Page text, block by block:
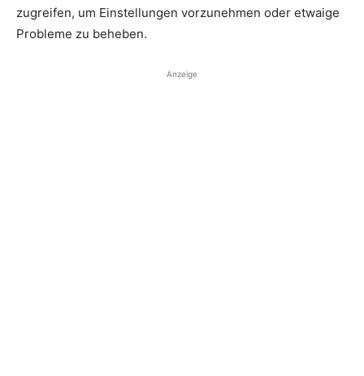
zugreifen, um Einstellungen vorzunehmen oder etwaige
Probleme zu beheben.
Anzeige